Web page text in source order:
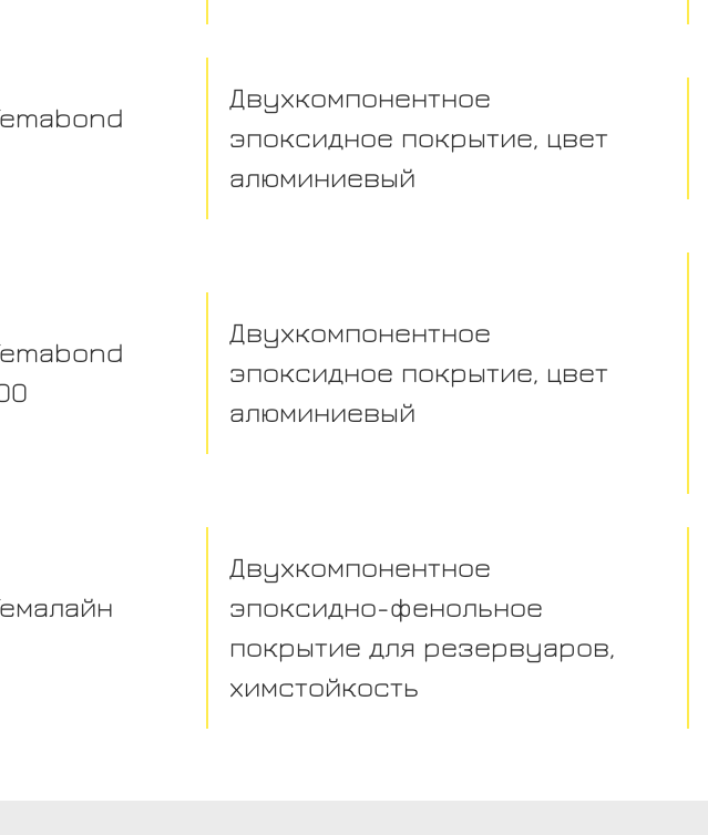
Двухкомпонентное
эпоксидное покрытие, цвет
алюминиевый
Двухкомпонентное
эпоксидное покрытие, цвет
алюминиевый
Двухкомпонентное
эпоксидно-фенольное
покрытие для резервуаров,
химстойкость